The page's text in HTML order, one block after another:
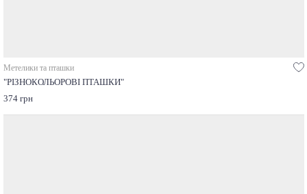
Метелики та пташки
"РІЗНОКОЛЬОРОВІ ПТАШКИ"
374 грн